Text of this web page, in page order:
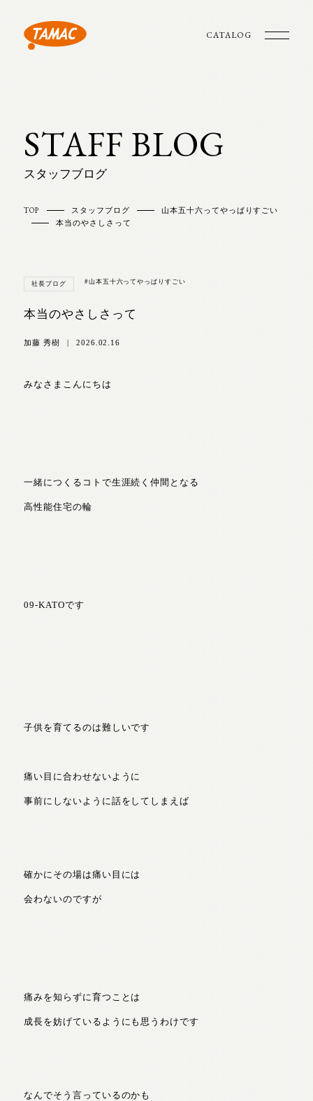
CATALOG
STAFF BLOG
スタッフブログ
TOP スタッフブログ
山本五十六ってやっぱりすごい
本当のやさしさって
社長ブログ #山本五十六ってやっぱりすごい
本当のやさしさって
加藤 秀樹 | 2026.02.16
みなさまこんにちは
一緒につくるコトで生涯続く仲間となる
高性能住宅の輪
09-KATOです
子供を育てるのは難しいです
痛い目に合わせないように
事前にしないように話をしてしまえば
確かにその場は痛い目には
会わないのですが
痛みを知らずに育つことは
成長を妨げているようにも思うわけです
なんでそう言っているのかも